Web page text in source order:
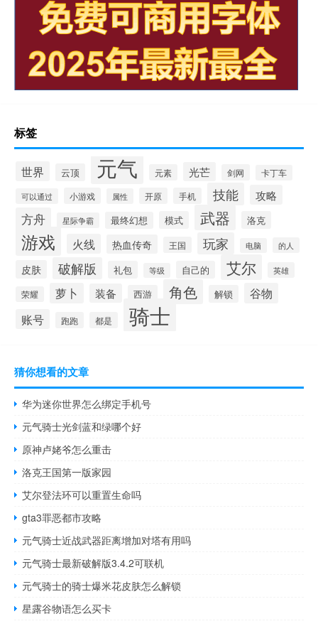
标签
世界 云顶 元气 元素 光芒 剑网 卡丁车
可以通过 小游戏 属性 开原 手机 技能 攻略
方舟 星际争霸 最终幻想 模式 武器 洛克
游戏 火线 热血传奇 王国 玩家 电脑 的人
皮肤 破解版 礼包 等级 自己的 艾尔 英雄
荣耀 萝卜 装备 西游 角色 解锁 谷物
账号 跑跑 都是 骑士
猜你想看的文章
华为迷你世界怎么绑定手机号
元气骑士光剑蓝和绿哪个好
原神卢姥爷怎么重击
洛克王国第一版家园
艾尔登法环可以重置生命吗
gta3罪恶都市攻略
元气骑士近战武器距离增加对塔有用吗
元气骑士最新破解版3.4.2可联机
元气骑士的骑士爆米花皮肤怎么解锁
星露谷物语怎么买卡